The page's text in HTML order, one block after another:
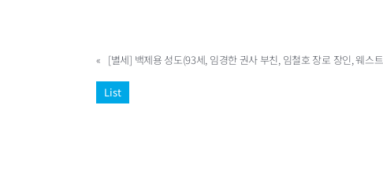
« [별세] 백제용 성도(93세, 임경한 권사 부친, 임철호 장로 장인, 웨스
List